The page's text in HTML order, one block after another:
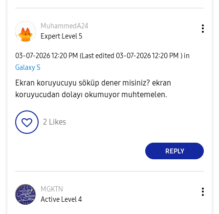
MuhammedA24
Expert Level 5
‎03-07-202612:20 PM (Last edited ‎03-07-202612:20 PM ) in
Galaxy S
Ekran koruyucuyu söküp dener misiniz? ekran
koruyucudan dolayı okumuyor muhtemelen.
2 Likes
REPLY
MGKTN
Active Level 4